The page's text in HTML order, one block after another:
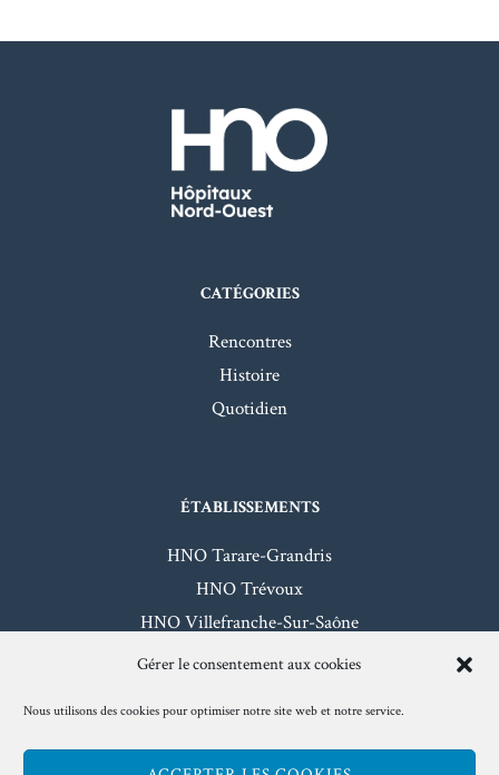
Gérer le consentement aux cookies
Nous utilisons des cookies pour optimiser notre site web et notre service.
CATÉGORIES
Rencontres
Histoire
Quotidien
ÉTABLISSEMENTS
HNO Tarare-Grandris
HNO Trévoux
HNO Villefranche-Sur-Saône
HNO Beaujeu-Belleville